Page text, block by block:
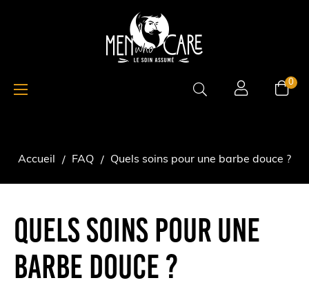
0
Basculer
la
☰
Accueil FAQ Quels soins pour une barbe douce ?
Quels soins pour une
barbe douce ?